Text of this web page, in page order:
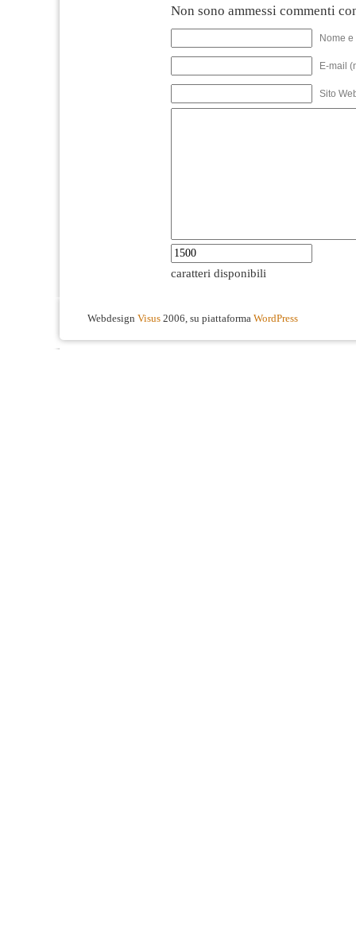
Non sono ammessi commenti
Nome
E-mail
Sito
caratteri disponibili
Webdesign Visus 2006, su piattaforma WordPress